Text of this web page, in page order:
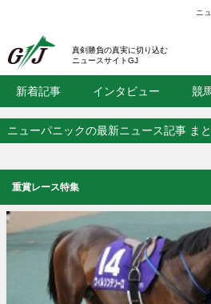
ニ
真剣勝負の真実に切り込む
ニュースサイトGJ
新着記事 インタビュー 競
ニューパニックの最新ニュース記事 ま
重賞レース特集